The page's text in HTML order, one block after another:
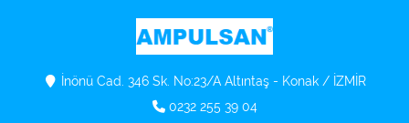
İnönü Cad. 346 Sk. No:23/A Altıntaş - Konak / İZMİR
0232 255 39 04